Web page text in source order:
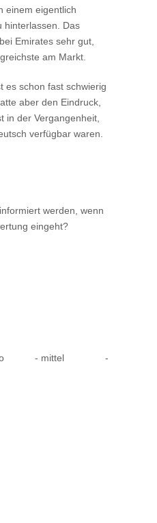
einem eigentlich
hinterlassen. Das
Emirates sehr gut,
am Markt.
es schon fast schwierig
aber den Eindruck,
in der Vergangenheit,
verfügbar waren.
werden, wenn
eingeht?
- mittel
-